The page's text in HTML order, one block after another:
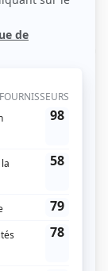
derniers
malheurs.
apporteront un
et
été,
et Lesley